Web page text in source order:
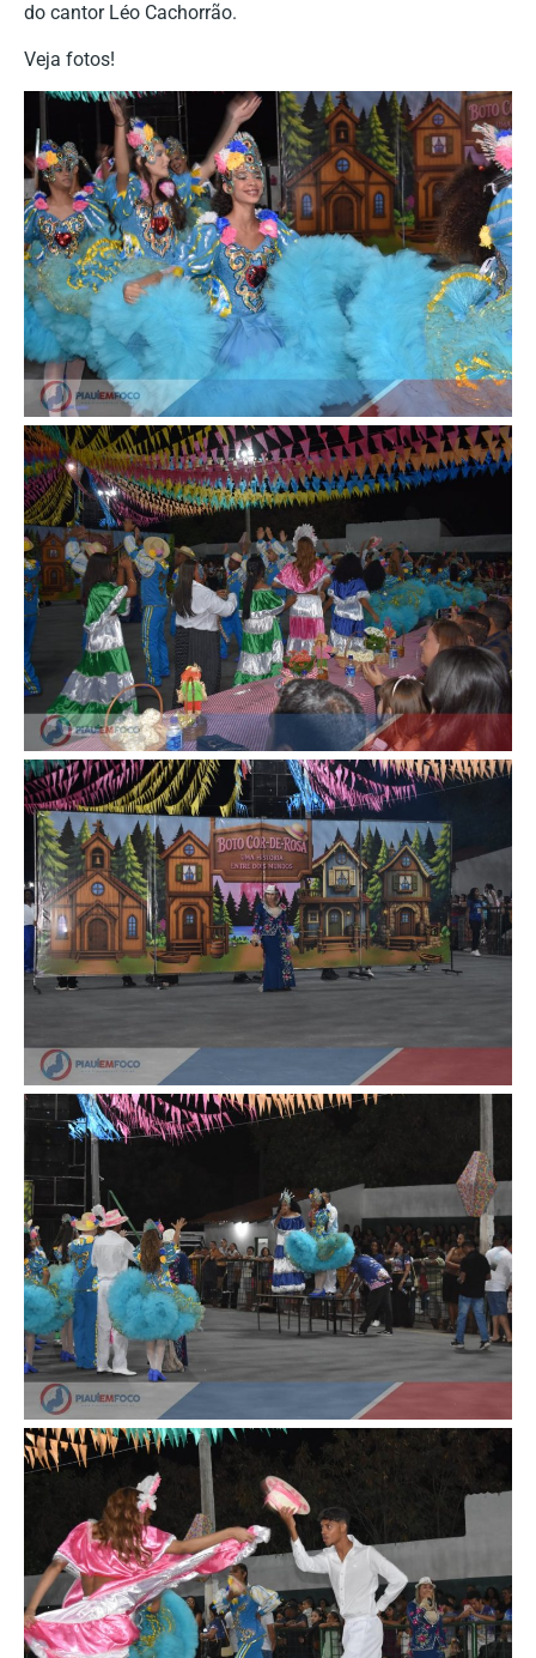
do cantor Léo Cachorrão.
Veja fotos!